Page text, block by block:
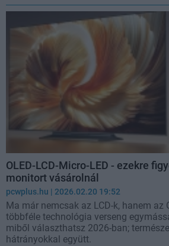
OLED-LCD-Micro-LED - ezekre
monitort vásárolnál
pcwplus.hu | 2026.02.20 19:52
Ma már nemcsak az LCD-k, hanem az
többféle technológia verseng
miből választhatsz 2026-ban;
hátrányokkal együtt.